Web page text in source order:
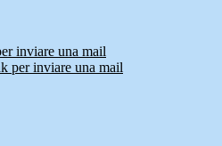
inviare una mail
per inviare una mail